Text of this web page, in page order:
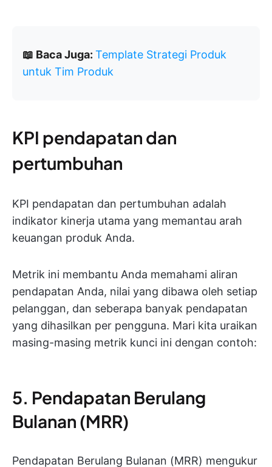
📖 Baca Juga: Template Strategi Produk
untuk Tim Produk
KPI pendapatan dan
pertumbuhan
KPI pendapatan dan pertumbuhan adalah
indikator kinerja utama yang memantau arah
keuangan produk Anda.
Metrik ini membantu Anda memahami aliran
pendapatan Anda, nilai yang dibawa oleh setiap
pelanggan, dan seberapa banyak pendapatan
yang dihasilkan per pengguna. Mari kita uraikan
masing-masing metrik kunci ini dengan contoh:
5. Pendapatan Berulang
Bulanan (MRR)
Pendapatan Berulang Bulanan (MRR) mengukur